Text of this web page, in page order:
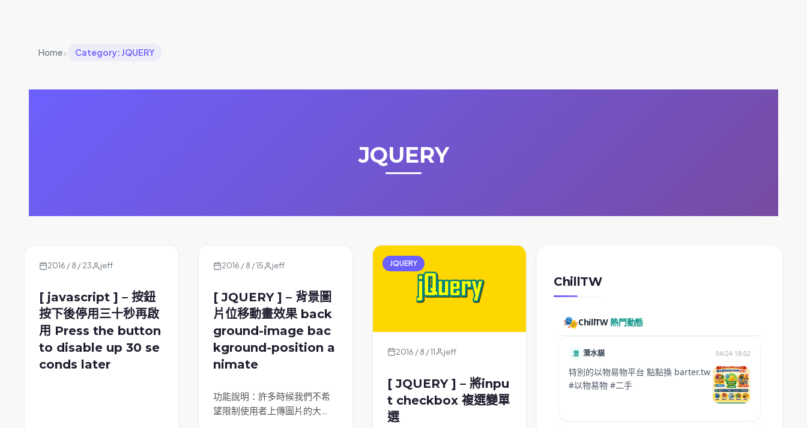
Home› Category: JQUERY
JQUERY
2016 / 8 / 23 jeff
[ javascript ] – 按鈕
按下後停用三十秒再啟
用 Press the button
to disable up 30 se
conds later
2016 / 8 / 15 jeff
[ JQUERY ] – 背景圖
片位移動畫效果 back
ground-image bac
kground-position a
nimate
功能說明：許多時候我們不希
望限制使用者上傳圖片的大…
JQUERY
2016 / 8 / 11 jeff
[ JQUERY ] – 將inpu
t checkbox 複選變單
選
ChillTW